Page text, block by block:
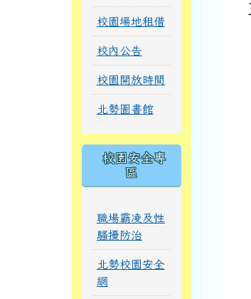
校園場地租借
校內公告
校園開放時間
北勢圖書館
校園安全專
區
職場霸凌及性
騷擾防治
北勢校園安全
網